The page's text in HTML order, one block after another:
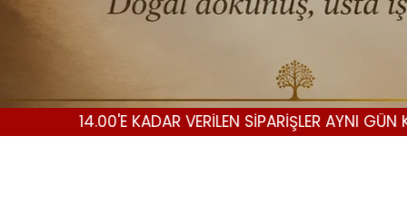
KADAR VERİLEN SİPARİŞLER AYNI GÜN KARGODA